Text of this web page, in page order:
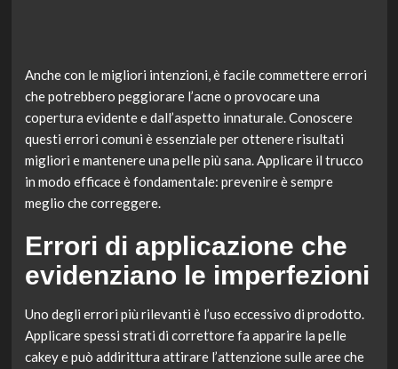
Anche con le migliori intenzioni, è facile commettere errori
che potrebbero peggiorare l’acne o provocare una
copertura evidente e dall’aspetto innaturale. Conoscere
questi errori comuni è essenziale per ottenere risultati
migliori e mantenere una pelle più sana. Applicare il trucco
in modo efficace è fondamentale: prevenire è sempre
meglio che correggere.
Errori di applicazione che
evidenziano le imperfezioni
Uno degli errori più rilevanti è l’uso eccessivo di prodotto.
Applicare spessi strati di correttore fa apparire la pelle
cakey e può addirittura attirare l’attenzione sulle aree che